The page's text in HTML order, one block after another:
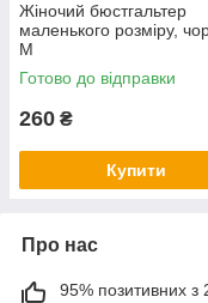
Жіночий бюстгальтер
маленького розміру,
M
Готово до відправки
260 ₴
Купити
Про нас
95% позитивних з